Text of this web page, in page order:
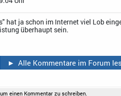
hat ja schon im Internet viel Lob
überhaupt sein.
► Alle Kommentare im Forum